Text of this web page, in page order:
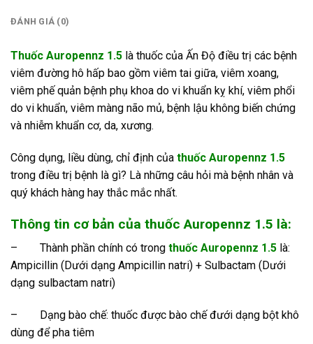
ĐÁNH GIÁ (0)
Thuốc Auropennz 1.5 là thuốc của Ấn Độ điều trị các bệnh
viêm đường hô hấp bao gồm viêm tai giữa, viêm xoang,
viêm phế quản bệnh phụ khoa do vi khuẩn kỵ khí, viêm phổi
do vi khuẩn, viêm màng não mủ, bệnh lậu không biến chứng
và nhiễm khuẩn cơ, da, xương.
Công dụng, liều dùng, chỉ định của thuốc Auropennz 1.5
trong điều trị bệnh là gì? Là những câu hỏi mà bệnh nhân và
quý khách hàng hay thắc mắc nhất.
Thông tin cơ bản của thuốc Auropennz 1.5 là:
– Thành phần chính có trong thuốc Auropennz 1.5 là:
Ampicillin (Dưới dạng Ampicillin natri) + Sulbactam (Dưới
dạng sulbactam natri)
–
Dạng bào chế: thuốc được bào chế đưới dạng bột khô
dùng để pha tiêm